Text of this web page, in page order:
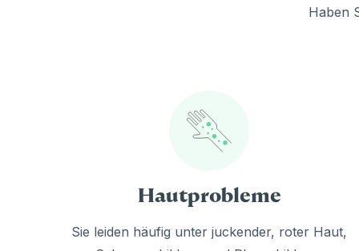
Haben
Hautprobleme
Sie leiden häufig unter juckender, roter Haut,